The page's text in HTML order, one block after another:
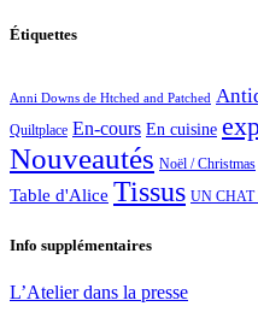
Étiquettes
Anni Downs de Htched and Patched
Quiltplace En-cours En cuisine
Nouveautés Noël / Christmas
Table d'Alice Tissus UN
Info supplémentaires
L’Atelier dans la presse